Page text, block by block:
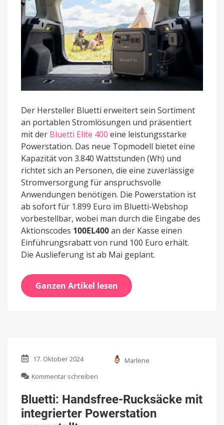
Der Hersteller Bluetti erweitert sein Sortiment
an portablen Stromlösungen und präsentiert
mit der Bluetti Elite 400 eine leistungsstarke
Powerstation. Das neue Topmodell bietet eine
Kapazität von 3.840 Wattstunden (Wh) und
richtet sich an Personen, die eine zuverlässige
Stromversorgung für anspruchsvolle
Anwendungen benötigen. Die Powerstation ist
ab sofort für 1.899 Euro im Bluetti-Webshop
vorbestellbar, wobei man durch die Eingabe des
Aktionscodes 100EL400an der Kasse einen
Einführungsrabatt von rund 100 Euro erhält.
Die Auslieferung ist ab Mai geplant.
Ganzen Artikel lesen
17. Oktober 2024
Marlene
Kommentar schreiben
Handsfree-
Rucksäcke
mit
Bluetti: Handsfree-Rucksäcke mit
integrierter Powerstation